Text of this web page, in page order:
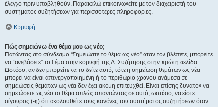
έλεγχο πριν υποβληθούν. Παρακαλώ επικοινωνείτε με τον διαχειριστή του
συστήματος συζητήσεων για περισσότερες πληροφορίες.
Κορυφή
Πώς σημειώνω ένα θέμα μου ως νέο;
Πατώντας στο σύνδεσμο “Σημειώστε το θέμα ως νέο” όταν τον βλέπετε, μπορείτε
να “ανεβάσετε” το θέμα στην κορυφή της Δ. Συζήτησης στην πρώτη σελίδα.
Ωστόσο, αν δεν μπορείτε να το δείτε αυτό, τότε η σημείωση θεμάτων ως νέα
μπορεί να είναι απενεργοποιημένη ή το περιθώριο χρόνου ανάμεσα σε
σημειώσεις θεμάτων ως νέα δεν έχει ακόμη επιτευχθεί. Είναι επίσης δυνατόν να
σημειώσετε ως νέο το θέμα απλώς απαντώντας σε αυτό, ωστόσο, να είστε
σίγουρος (-η) ότι ακολουθείτε τους κανόνες του συστήματος συζητήσεων όταν